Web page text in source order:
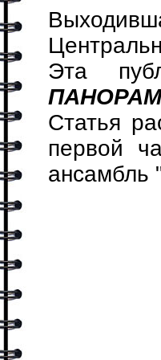
Эта
Статья
первой
ансамбль